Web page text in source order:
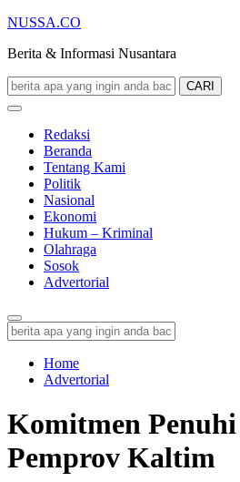
NUSSA.CO
Berita & Informasi Nusantara
CARI
Redaksi
Beranda
Tentang Kami
Politik
Nasional
Ekonomi
Hukum – Kriminal
Olahraga
Sosok
Advertorial
Home
Advertorial
Komitmen
Pemprov Kaltim